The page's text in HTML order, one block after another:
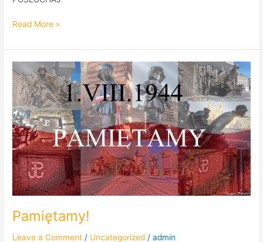
Read More »
Pamiętamy!
Leave a Comment / Uncategorized /admin
Pamiętamy!